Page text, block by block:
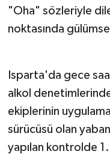
"Oha" sözleriyle
noktasında
Isparta'da gece
alkol
ekiplerinin
sürücüsü olan
yapılan kontrolde
İletişim